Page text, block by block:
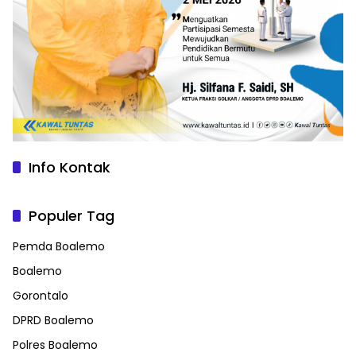
Info Kontak
Populer Tag
Pemda Boalemo
Boalemo
Gorontalo
DPRD Boalemo
Polres Boalemo